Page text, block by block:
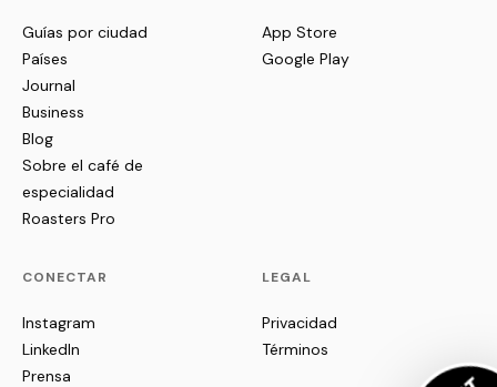
Guías por ciudad
Países
Journal
Business
Blog
Sobre el café de
especialidad
Roasters Pro
App Store
Google Play
CONECTAR
Instagram
LinkedIn
Prensa
LEGAL
Privacidad
Términos